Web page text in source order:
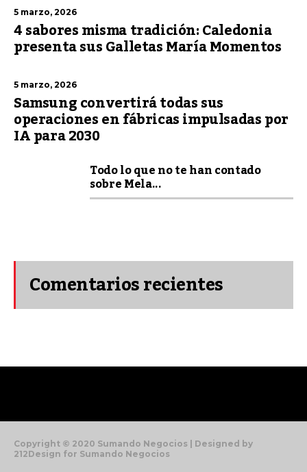
5 marzo, 2026
4 sabores misma tradición: Caledonia
presenta sus Galletas María Momentos
5 marzo, 2026
Samsung convertirá todas sus
operaciones en fábricas impulsadas por
IA para 2030
Todo lo que no te han contado
sobre Mela...
Comentarios recientes
Copyright © 2020 Sumando Negocios | Designed by
212Design for Sumando Negocios